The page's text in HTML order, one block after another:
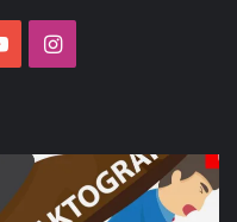
YouTubeInstagram